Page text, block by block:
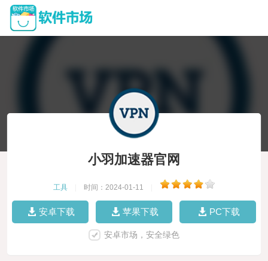
小羽加速器官网
工具 时间：2024-01-11
安卓下载 苹果下载 PC下载
安卓市场，安全绿色